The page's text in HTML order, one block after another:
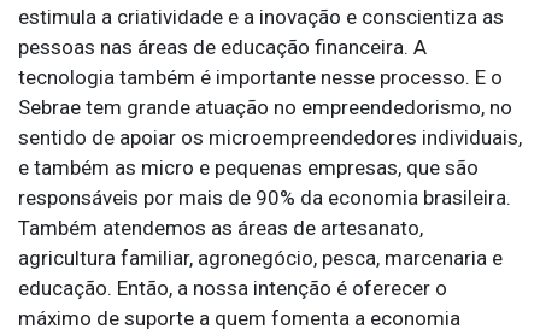
estimula a criatividade e a inovação e conscientiza as
pessoas nas áreas de educação financeira. A
tecnologia também é importante nesse processo. E o
Sebrae tem grande atuação no empreendedorismo, no
sentido de apoiar os microempreendedores individuais,
e também as micro e pequenas empresas, que são
responsáveis por mais de 90% da economia brasileira.
Também atendemos as áreas de artesanato,
agricultura familiar, agronegócio, pesca, marcenaria e
educação. Então, a nossa intenção é oferecer o
máximo de suporte a quem fomenta a economia